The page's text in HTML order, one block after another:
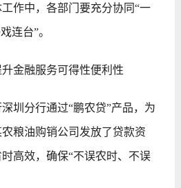
作中，各部门要充分协同“一
连台”。
融服务可得性便利性
分行通过“鹏农贷”产品，为
粮油购销公司发放了贷款资
高效，确保“不误农时、不误